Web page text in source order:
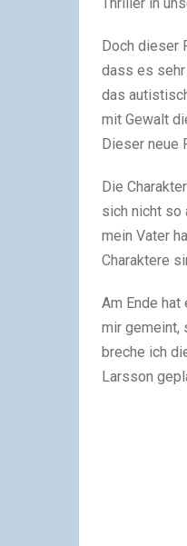
Doch dieser
dass es sehr
das
mit Gewalt
Dieser neue
Die
sich nicht so
mein Vater
Charaktere
Am Ende
mir gemeint,
breche ich
Larsson